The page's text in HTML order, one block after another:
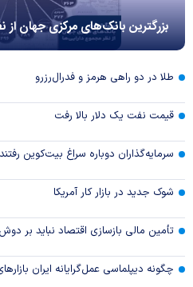
بزرگترین بانک‌های مرکزی جهان از
طلا در دو راهی هرمز و فدرال‌رزرو
قیمت نفت یک دلار بالا رفت
سرمایه‌گذاران دوباره سراغ بیت‌کوین رفتند
شوک جدید در بازار کار آمریکا
تأمین مالی بازسازی اقتصاد نباید بر
چگونه دیپلماسی عمل‌گرایانه ایران